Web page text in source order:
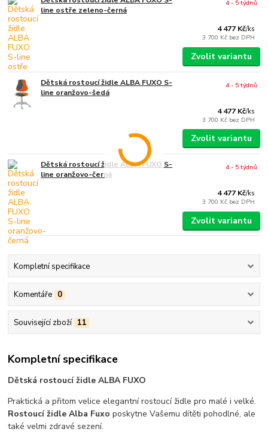
line ostře zeleno-černá
4 477 Kč/ks
3 700 Kč bez DPH
4 - 5 týdnů
Zvolit variantu
Dětská rostoucí židle ALBA FUXO S-
line oranžovo-šedá
4 477 Kč/ks
3 700 Kč bez DPH
4 - 5 týdnů
Zvolit variantu
Dětská rostoucí židle ALBA FUXO S-
line oranžovo-černá
4 477 Kč/ks
3 700 Kč bez DPH
4 - 5 týdnů
Zvolit variantu
Kompletní specifikace
Komentáře 0
Související zboží 11
Kompletní specifikace
Dětská rostoucí židle ALBA FUXO
Praktická a přitom velice elegantní rostoucí židle pro malé i velké.
Rostoucí židle Alba Fuxo poskytne Vašemu dítěti pohodlné, ale
také velmi zdravé sezení.